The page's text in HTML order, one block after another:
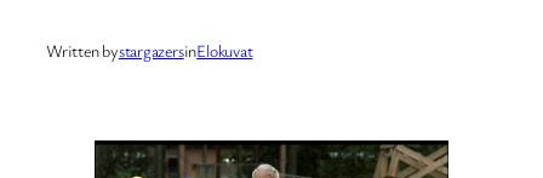
Written bystargazersinElokuvat